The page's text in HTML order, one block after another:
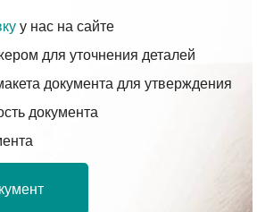
у нас на сайте
для уточнения деталей
документа для утверждения
документа